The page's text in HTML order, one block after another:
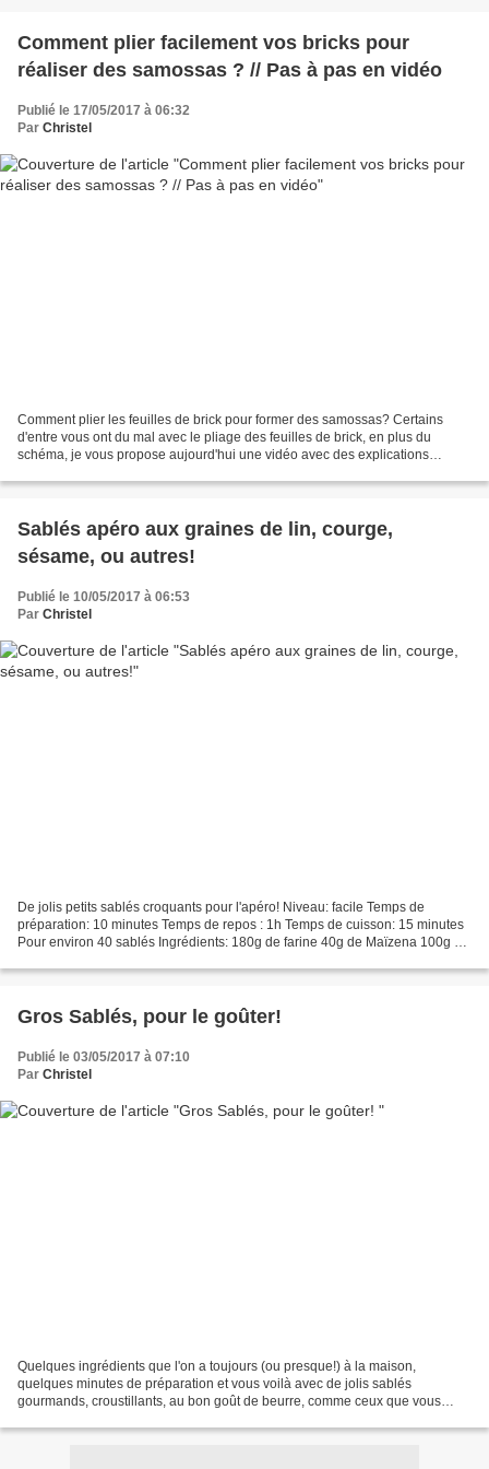
Comment plier facilement vos bricks pour
réaliser des samossas ? // Pas à pas en vidéo
Publié le 17/05/2017 à 06:32
Par Christel
Comment plier les feuilles de brick pour former des samossas? Certains
d'entre vous ont du mal avec le pliage des feuilles de brick, en plus du
schéma, je vous propose aujourd'hui une vidéo avec des explications
Sablés apéro aux graines de lin, courge,
sésame, ou autres!
Publié le 10/05/2017 à 06:53
Par Christel
De jolis petits sablés croquants pour l'apéro! Niveau: facile Temps de
préparation: 10 minutes Temps de repos : 1h Temps de cuisson: 15 minutes
Pour environ 40 sablés Ingrédients: 180g de farine 40g de Maïzena 100g de
Gros Sablés, pour le goûter!
Publié le 03/05/2017 à 07:10
Par Christel
Quelques ingrédients que l'on a toujours (ou presque!) à la maison,
quelques minutes de préparation et vous voilà avec de jolis sablés
gourmands, croustillants, au bon goût de beurre, comme ceux que vous